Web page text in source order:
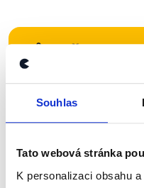
Souhlas
Tato webová stránka
K personalizaci obsahu
Zůstaňme v
Přihlaste se k
newsletteru nebo
kanálu, kde
shrnutí
Začněte nás